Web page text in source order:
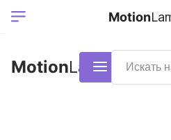
Ваш регион
Выберите ваш
MotionLamps Каталог
Motion